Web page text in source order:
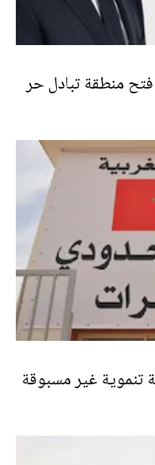
فتح منطقة تبادل حر
2023.. دينامية تنموية غير مسبوقة